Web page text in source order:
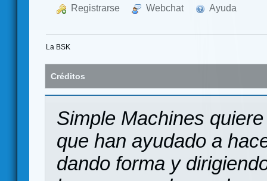
Registrarse Webchat Ayuda
La BSK
Créditos
Simple Machines
que han ayudado a
dando forma y